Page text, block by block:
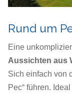
Rund um
Eine
Aussichten aus
Sich einfach von
Pec“ führen.